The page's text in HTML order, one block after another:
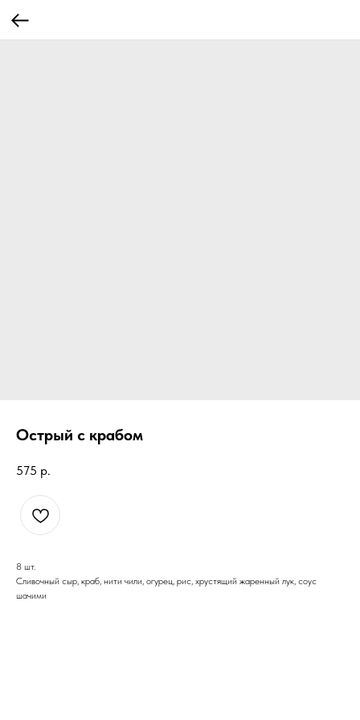
Острый с крабом
575 р.
8 шт.
Сливочный сыр, краб, нити чили, огурец, рис, хрустящий жаренный лук, соус
шачими